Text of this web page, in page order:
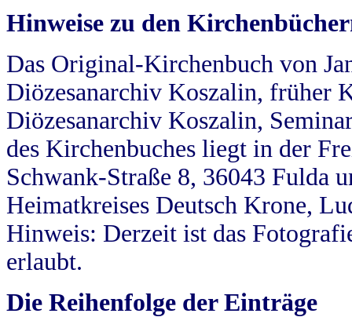
Hinweise zu den
Das Original-Kirchenbuch von
Diözesanarchiv Koszalin, früher
Diözesanarchiv Koszalin,
des Kirchenbuches liegt in der
Schwank-Straße 8, 36043 Fulda
Heimatkreises Deutsch Krone,
Hinweis: Derzeit ist das
erlaubt.
Die Reihenfolge der Einträge